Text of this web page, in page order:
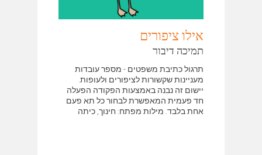
אילו ציפורים
תמיכה דיבור
תרגול כתיבת משפטים - מספר עובדות
מעניינות שקשורות לציפורים ולעופות.
יישום זה נבנה באמצעות הפקודה הפעלה
חד פעמית המאפשרת לבחור כל תא פעם
אחת בלבד. מילות מפתח: חינוך, כיתה